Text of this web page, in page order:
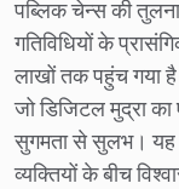
पब्लिक चेन्स की
गतिविधियों के
लाखों तक पहुंच गया
जो डिजिटल मुद्रा
सुगमता से सुलभ। यह
व्यक्तियों के बीच